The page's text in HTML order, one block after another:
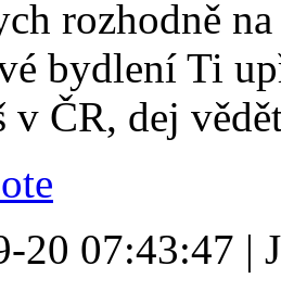
rozhodně
bydlení Ti
v ČR, dej
20 07:43:47 |